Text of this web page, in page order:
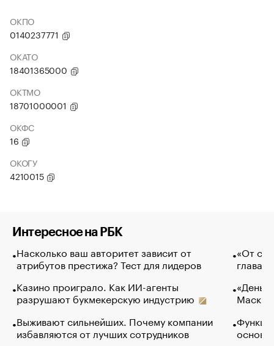
ОКПО
0140237771
ОКАТО
18401365000
ОКТМО
18701000001
ОКФС
16
ОКОГУ
4210015
Интересное на РБК
Насколько ваш авторитет зависит от
атрибутов престижа? Тест для лидеров
Казино проиграло. Как ИИ-агенты
разрушают букмекерскую индустрию
Выживают сильнейших. Почему компании
избавляются от лучших сотрудников
«От
глава
Маск в
основ